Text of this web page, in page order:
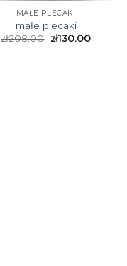
MAŁE PLECAKI
małe plecaki
zł208.00 zł130.00